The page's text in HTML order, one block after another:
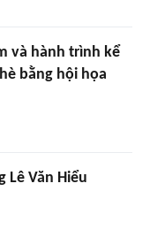
và hành trình kể
bằng hội họa
Lê Văn Hiểu